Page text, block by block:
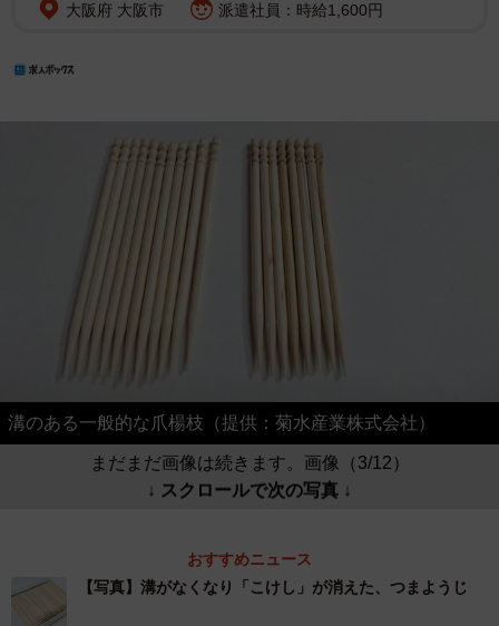
大阪府 大阪市
派遣社員：時給1,600円
溝のある一般的な爪楊枝（提供：菊水産業株式会社）
まだまだ画像は続きます。画像（3/12）
↓ スクロールで次の写真 ↓
おすすめニュース
【写真】溝がなくなり「こけし」が消えた、つまようじ